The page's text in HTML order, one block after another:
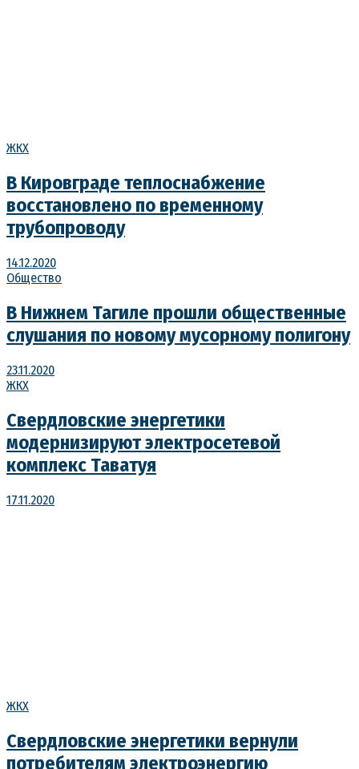
ЖКХ
В Кировграде теплоснабжение
восстановлено по временному
трубопроводу
14.12.2020
Общество
В Нижнем Тагиле прошли общественные
слушания по новому мусорному полигону
23.11.2020
ЖКХ
Свердловские энергетики
модернизируют электросетевой
комплекс Таватуя
17.11.2020
ЖКХ
Свердловские энергетики вернули
потребителям электроэнергию